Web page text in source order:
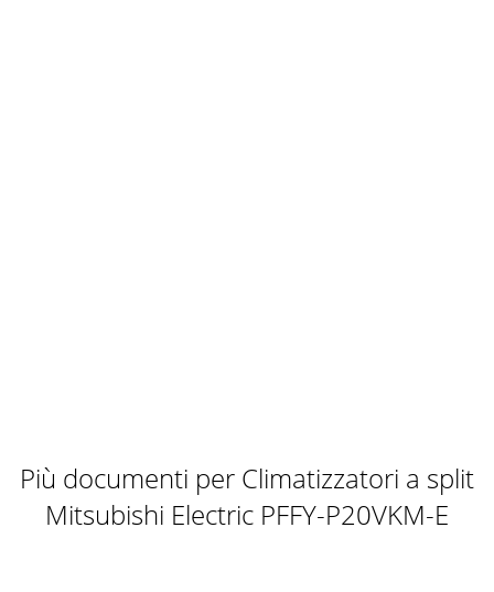
Più documenti per Climatizzatori a split
Mitsubishi Electric PFFY-P20VKM-E